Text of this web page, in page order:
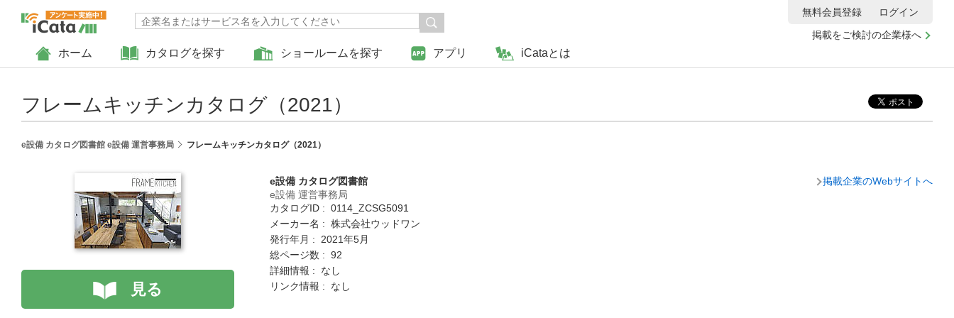
ホーム カタログを探す ショールームを探す アプリ iCataとは
掲載をご検討の企業様へ
無料会員登録 ログイン
フレームキッチンカタログ（2021）
e設備 カタログ図書館 e設備 運営事務局 フレームキッチンカタログ（2021）
見る
e設備 カタログ図書館
e設備 運営事務局
カタログID : 0114_ZCSG5091
メーカー名 : 株式会社ウッドワン
発行年月 : 2021年5月
総ページ数 : 92
詳細情報 : なし
リンク情報 : なし
掲載企業のWebサイトへ